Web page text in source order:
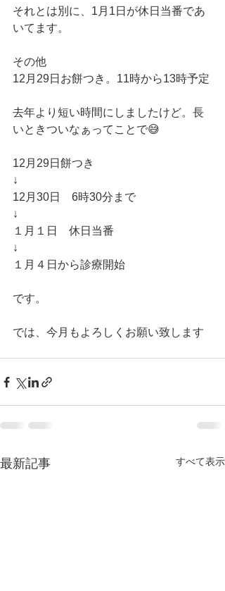
それとは別に、1月1日が休日当番であ
いてます。
その他
12月29日お餅つき。11時から13時予定
去年より短い時間にしましたけど。長
いときついなぁってことで😅
12月29日餅つき
↓
12月30日　6時30分まで
↓
１月１日　休日当番
↓
１月４日から診療開始
です。
では、今月もよろしくお願い致します
最新記事 すべて表示